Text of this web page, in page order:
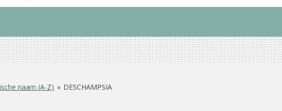
naam (A-Z) » DESCHAMPSIA